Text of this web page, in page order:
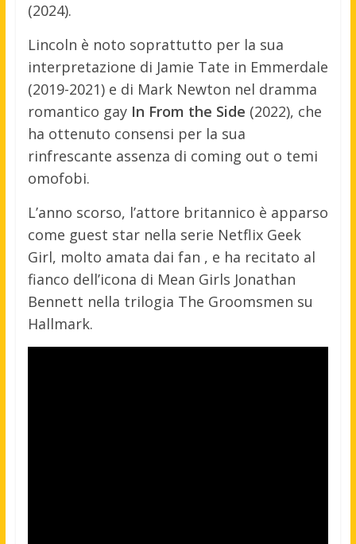
(2024).
Lincoln è noto soprattutto per la sua
interpretazione di Jamie Tate in Emmerdale
(2019-2021) e di Mark Newton nel dramma
romantico gayIn From the Side (2022), che
ha ottenuto consensi per la sua
rinfrescante assenza di coming out o temi
omofobi.
L’anno scorso, l’attore britannico è apparso
come guest star nella serie Netflix Geek
Girl, molto amata dai fan , e ha recitato al
fianco dell’icona di Mean Girls Jonathan
Bennett nella trilogia The Groomsmen su
Hallmark.